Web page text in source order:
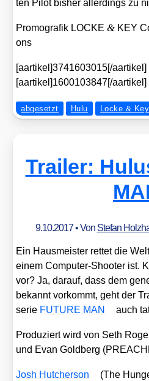
ten Pilot bis­her aller­dings zu
Pro­mo­gra­fik LOCKE& KEY
ons
[aartikel]3741603015[/aartikel]
[aartikel]1600103847[/aartikel]
abgesetzt Hulu Locke & Key
Trailer:
9.10.2017• Von Stefan
Ein Haus­meis­ter ret­tet die
einem Com­pu­ter-Shoo­ter ist.
vor? Ja, dar­auf, dass dem
bekannt vor­kommt, geht der
se­rie FUTURE MAN auch
Pro­du­ziert wird von Seth
und Evan Gold­berg
Josh Hut­cher­son (The